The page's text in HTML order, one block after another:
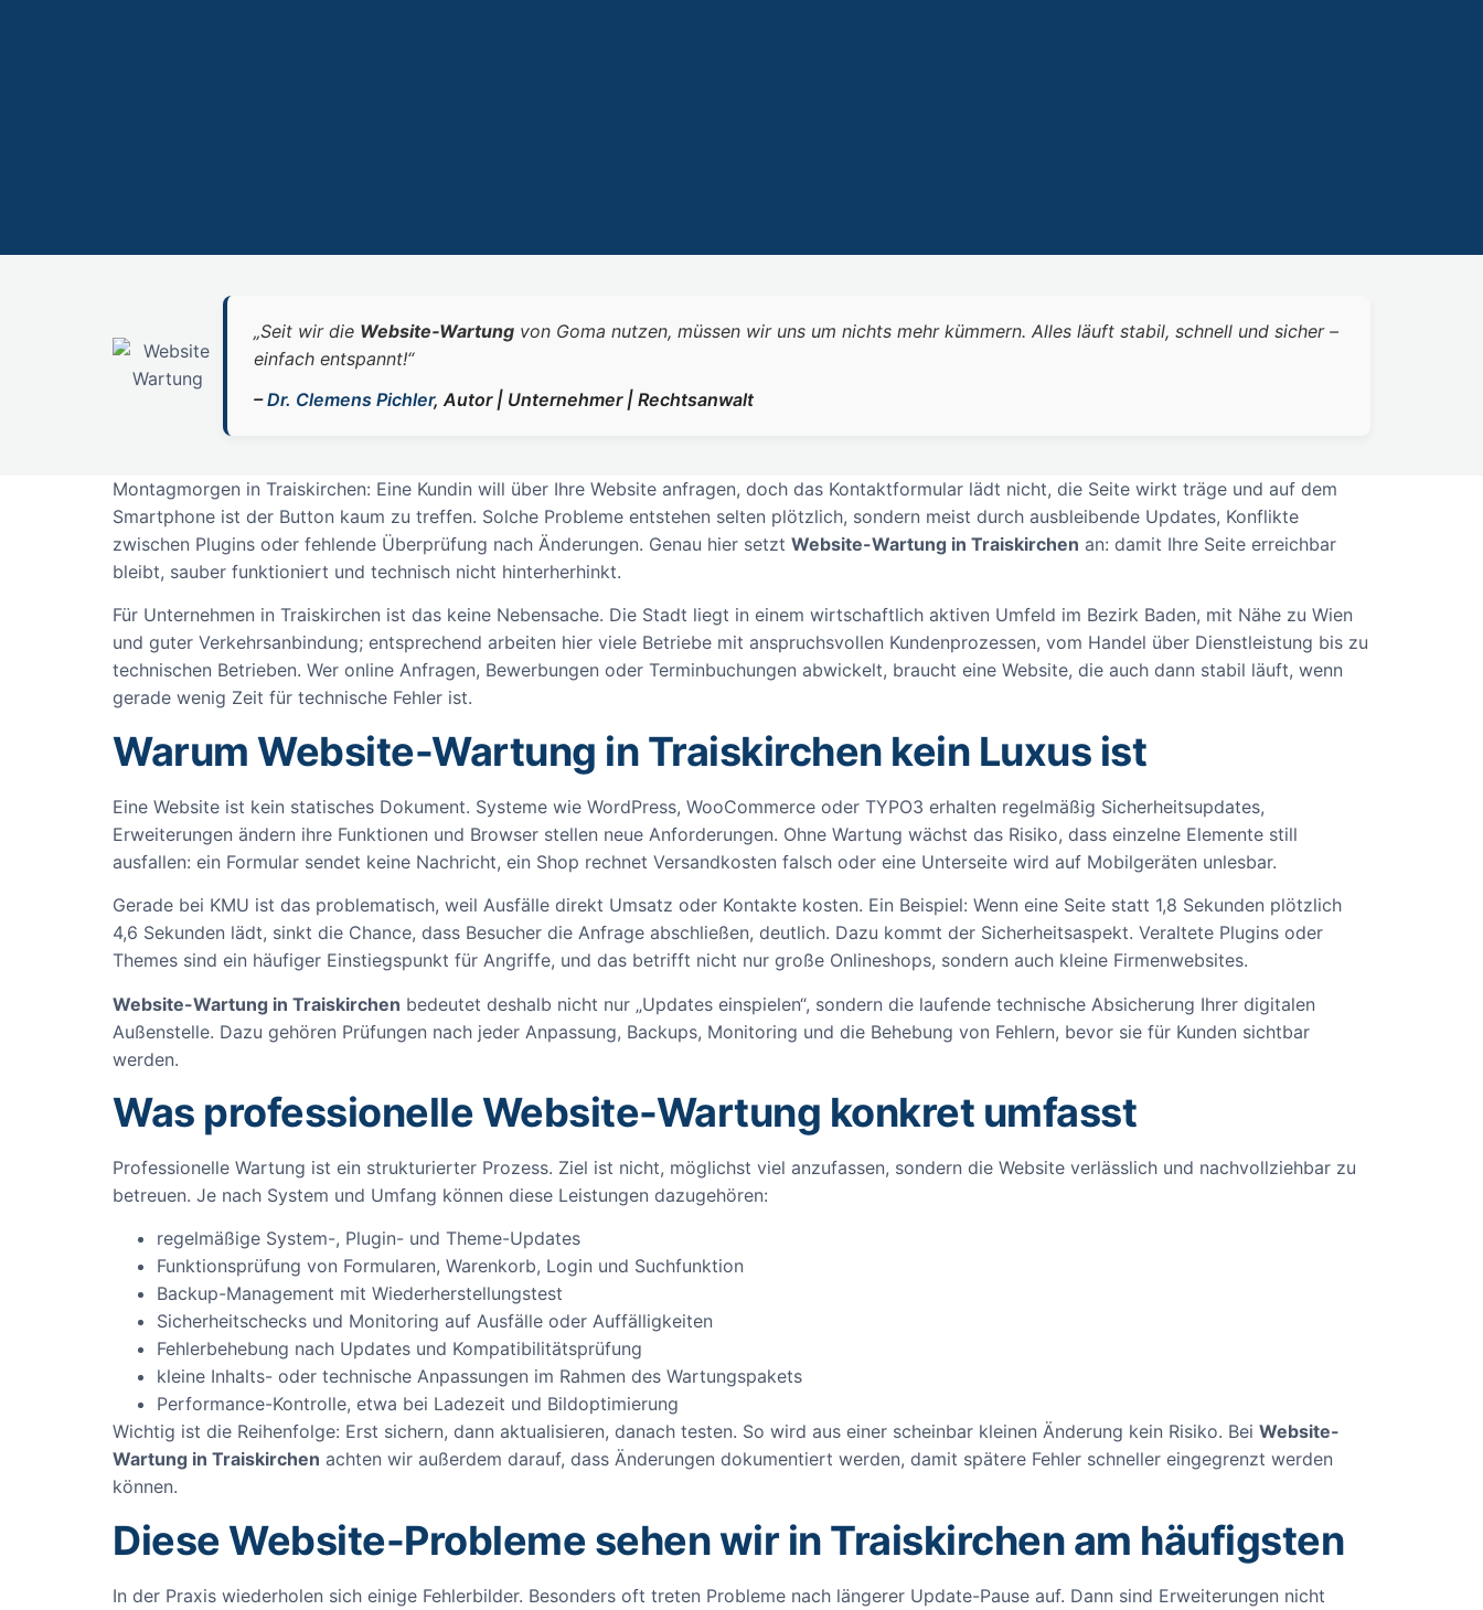
„Seit wir die Website‑Wartung von Goma nutzen, müssen wir uns um nichts mehr kümmern. Alles läuft stabil, schnell und sicher –
einfach entspannt!“
–Dr. Clemens Pichler, Autor | Unternehmer | Rechtsanwalt
Montagmorgen in Traiskirchen: Eine Kundin will über Ihre Website anfragen, doch das Kontaktformular lädt nicht, die Seite wirkt träge und auf dem
Smartphone ist der Button kaum zu treffen. Solche Probleme entstehen selten plötzlich, sondern meist durch ausbleibende Updates, Konflikte
zwischen Plugins oder fehlende Überprüfung nach Änderungen. Genau hier setzt Website-Wartung in Traiskirchen an: damit Ihre Seite erreichbar
bleibt, sauber funktioniert und technisch nicht hinterherhinkt.
Für Unternehmen in Traiskirchen ist das keine Nebensache. Die Stadt liegt in einem wirtschaftlich aktiven Umfeld im Bezirk Baden, mit Nähe zu Wien
und guter Verkehrsanbindung; entsprechend arbeiten hier viele Betriebe mit anspruchsvollen Kundenprozessen, vom Handel über Dienstleistung bis zu
technischen Betrieben. Wer online Anfragen, Bewerbungen oder Terminbuchungen abwickelt, braucht eine Website, die auch dann stabil läuft, wenn
gerade wenig Zeit für technische Fehler ist.
Warum Website-Wartung in Traiskirchen kein Luxus ist
Eine Website ist kein statisches Dokument. Systeme wie WordPress, WooCommerce oder TYPO3 erhalten regelmäßig Sicherheitsupdates,
Erweiterungen ändern ihre Funktionen und Browser stellen neue Anforderungen. Ohne Wartung wächst das Risiko, dass einzelne Elemente still
ausfallen: ein Formular sendet keine Nachricht, ein Shop rechnet Versandkosten falsch oder eine Unterseite wird auf Mobilgeräten unlesbar.
Gerade bei KMU ist das problematisch, weil Ausfälle direkt Umsatz oder Kontakte kosten. Ein Beispiel: Wenn eine Seite statt 1,8 Sekunden plötzlich
4,6 Sekunden lädt, sinkt die Chance, dass Besucher die Anfrage abschließen, deutlich. Dazu kommt der Sicherheitsaspekt. Veraltete Plugins oder
Themes sind ein häufiger Einstiegspunkt für Angriffe, und das betrifft nicht nur große Onlineshops, sondern auch kleine Firmenwebsites.
Website-Wartung in Traiskirchen bedeutet deshalb nicht nur „Updates einspielen“, sondern die laufende technische Absicherung Ihrer digitalen
Außenstelle. Dazu gehören Prüfungen nach jeder Anpassung, Backups, Monitoring und die Behebung von Fehlern, bevor sie für Kunden sichtbar
werden.
Was professionelle Website-Wartung konkret umfasst
Professionelle Wartung ist ein strukturierter Prozess. Ziel ist nicht, möglichst viel anzufassen, sondern die Website verlässlich und nachvollziehbar zu
betreuen. Je nach System und Umfang können diese Leistungen dazugehören:
regelmäßige System-, Plugin- und Theme-Updates
Funktionsprüfung von Formularen, Warenkorb, Login und Suchfunktion
Backup-Management mit Wiederherstellungstest
Sicherheitschecks und Monitoring auf Ausfälle oder Auffälligkeiten
Fehlerbehebung nach Updates und Kompatibilitätsprüfung
kleine Inhalts- oder technische Anpassungen im Rahmen des Wartungspakets
Performance-Kontrolle, etwa bei Ladezeit und Bildoptimierung
Wichtig ist die Reihenfolge: Erst sichern, dann aktualisieren, danach testen. So wird aus einer scheinbar kleinen Änderung kein Risiko. Bei Website-
Wartung in Traiskirchen achten wir außerdem darauf, dass Änderungen dokumentiert werden, damit spätere Fehler schneller eingegrenzt werden
können.
Diese Website-Probleme sehen wir in Traiskirchen am häufigsten
In der Praxis wiederholen sich einige Fehlerbilder. Besonders oft treten Probleme nach längerer Update-Pause auf. Dann sind Erweiterungen nicht